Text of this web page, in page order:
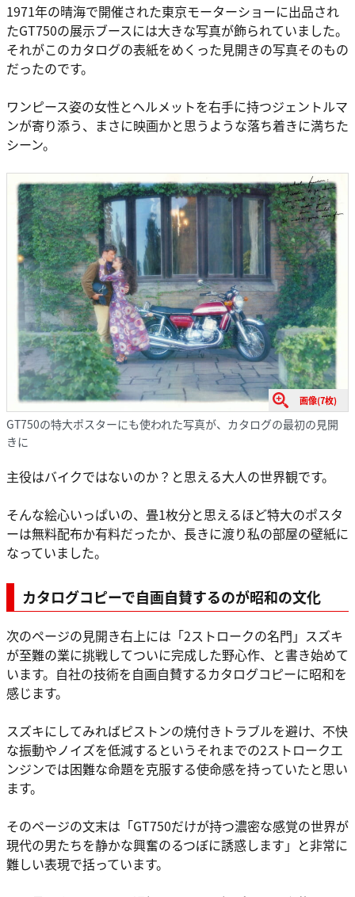
1971年の晴海で開催された東京モーターショーに出品され
たGT750の展示ブースには大きな写真が飾られていました。
それがこのカタログの表紙をめくった見開きの写真そのもの
だったのです。
ワンピース姿の女性とヘルメットを右手に持つジェントルマ
ンが寄り添う、まさに映画かと思うような落ち着きに満ちた
シーン。
画像(7枚)
GT750の特大ポスターにも使われた写真が、カタログの最初の見開
きに
主役はバイクではないのか？と思える大人の世界観です。
そんな絵心いっぱいの、畳1枚分と思えるほど特大のポスタ
ーは無料配布か有料だったか、長きに渡り私の部屋の壁紙に
なっていました。
カタログコピーで自画自賛するのが昭和の文化
次のページの見開き右上には「2ストロークの名門」スズキ
が至難の業に挑戦してついに完成した野心作、と書き始めて
います。自社の技術を自画自賛するカタログコピーに昭和を
感じます。
スズキにしてみればピストンの焼付きトラブルを避け、不快
な振動やノイズを低減するというそれまでの2ストロークエ
ンジンでは困難な命題を克服する使命感を持っていたと思い
ます。
そのページの文末は「GT750だけが持つ濃密な感覚の世界が
現代の男たちを静かな興奮のるつぼに誘惑します」と非常に
難しい表現で括っています。